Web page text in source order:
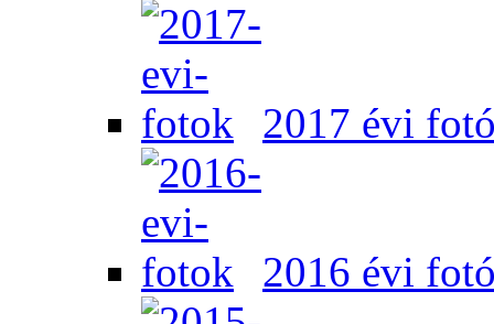
2017 évi
2016 évi